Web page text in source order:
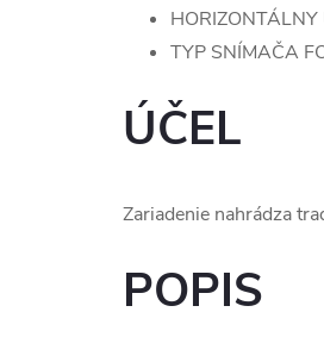
TYP SNÍMAČA
ÚČEL
Zariadenie nahrádza
POPIS